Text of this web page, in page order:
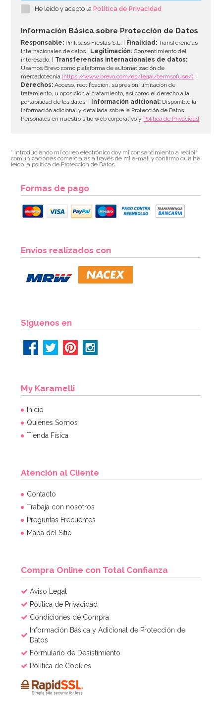
He leído y acepto laPolítica de Privacidad
Información Básica sobre Protección de Datos
Responsable: Pinkbass Fiestas S.L. | Finalidad: Transferencias
internacionales de datos |
Legitimación: Consentimiento del
interesado. | Transferencias internacionales de datos:
Usamos Brevo como plataforma de automatización de
mercadotecnia(https://www.brevo.com/es/legal/termsofuse/). |
Derechos: Acceso, rectificación, supresión, limitación de
tratamiento, u oposición al tratamiento, así como el derecho a la
portabilidad de los datos. |
Información adicional: Disponible la
información adicional y detallada sobre la Protección de Datos
Personales en nuestro sitio web corporativo y Política de Privacidad.
* Introduciendo mi correo electrónico doy mi consentimiento a recibir
comunicaciones comerciales a través de mi e-mail y confirmo que he
leído la política de Protección de Datos.
Formas de pago
Envíos realizados con
Síguenos en
My Karamelli
Inicio
Quiénes Somos
Tienda Física
Atención al Cliente
Contacto
Trabaja con nosotros
Preguntas Frecuentes
Mapa del Sitio
Compra Online con Total Confianza
Aviso Legal
Política de Privacidad
Condiciones de Compra
Información Básica y Adicional de Protección de
Datos
Formulario de Desistimiento
Política de Cookies